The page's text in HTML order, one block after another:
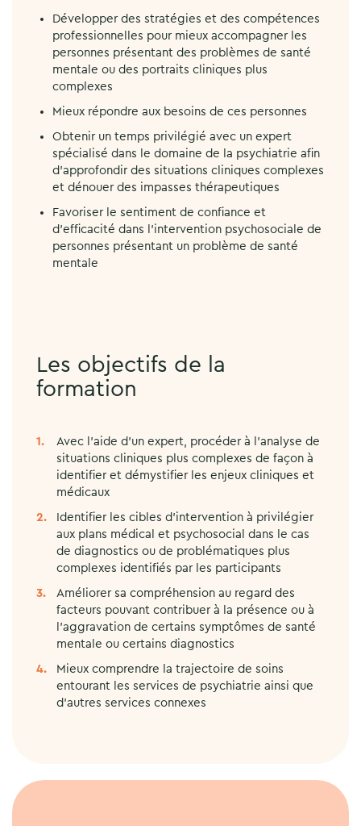
Développer des stratégies et des compétences
professionnelles pour mieux accompagner les
personnes présentant des problèmes de santé
mentale ou des portraits cliniques plus
complexes
Mieux répondre aux besoins de ces personnes
Obtenir un temps privilégié avec un expert
spécialisé dans le domaine de la psychiatrie afin
d’approfondir des situations cliniques complexes
et dénouer des impasses thérapeutiques
Favoriser le sentiment de confiance et
d’efficacité dans l’intervention psychosociale de
personnes présentant un problème de santé
mentale
Les objectifs de la
formation
Avec l’aide d’un expert, procéder à l’analyse de
situations cliniques plus complexes de façon à
identifier et démystifier les enjeux cliniques et
médicaux
Identifier les cibles d’intervention à privilégier
aux plans médical et psychosocial dans le cas
de diagnostics ou de problématiques plus
complexes identifiés par les participants
Améliorer sa compréhension au regard des
facteurs pouvant contribuer à la présence ou à
l’aggravation de certains symptômes de santé
mentale ou certains diagnostics
Mieux comprendre la trajectoire de soins
entourant les services de psychiatrie ainsi que
d’autres services connexes